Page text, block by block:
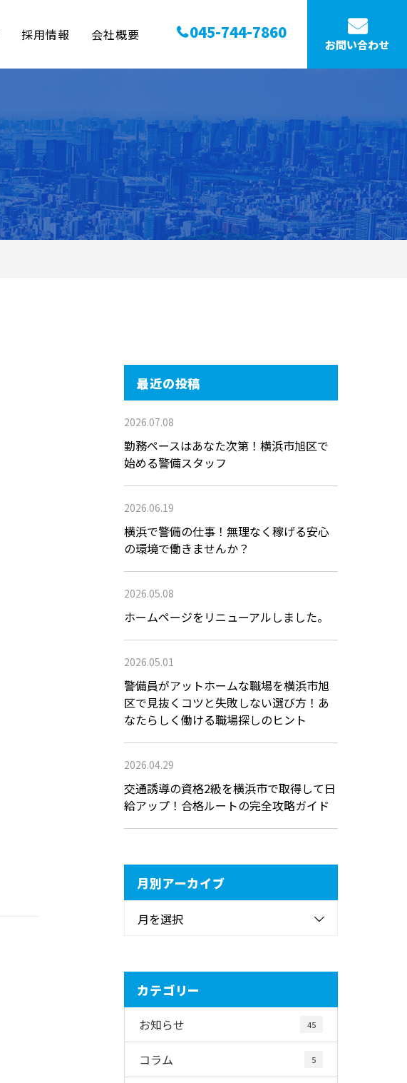
採用情報 会社概要 045-744-7860
お問い合わせ
最近の投稿
2026.07.08
勤務ペースはあなた次第！横浜市旭区で
始める警備スタッフ
2026.06.19
横浜で警備の仕事！無理なく稼げる安心
の環境で働きませんか？
2026.05.08
ホームページをリニューアルしました。
2026.05.01
警備員がアットホームな職場を横浜市旭
区で見抜くコツと失敗しない選び方！あ
なたらしく働ける職場探しのヒント
2026.04.29
交通誘導の資格2級を横浜市で取得して日
給アップ！合格ルートの完全攻略ガイド
月別アーカイブ
月を選択
カテゴリー
お知らせ 45
コラム 5